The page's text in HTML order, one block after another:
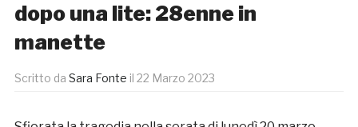
dopo una lite: 28enne in
manette
Scritto da Sara Fonte il 22 Marzo 2023